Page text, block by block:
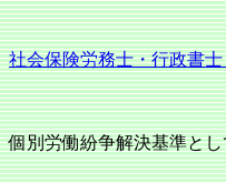
社会保険労務士・行政書
個別労働紛争解決基準と